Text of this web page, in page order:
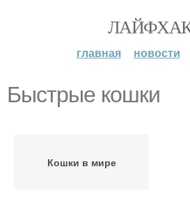
главная новости
Быстрые кошки
Кошки в мире